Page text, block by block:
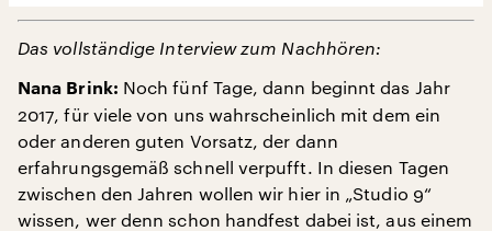
Das vollständige Interview zum Nachhören:
Nana Brink: Noch fünf Tage, dann beginnt das Jahr
2017, für viele von uns wahrscheinlich mit dem ein
oder anderen guten Vorsatz, der dann
erfahrungsgemäß schnell verpufft. In diesen Tagen
zwischen den Jahren wollen wir hier in „Studio 9“
wissen, wer denn schon handfest dabei ist, aus einem